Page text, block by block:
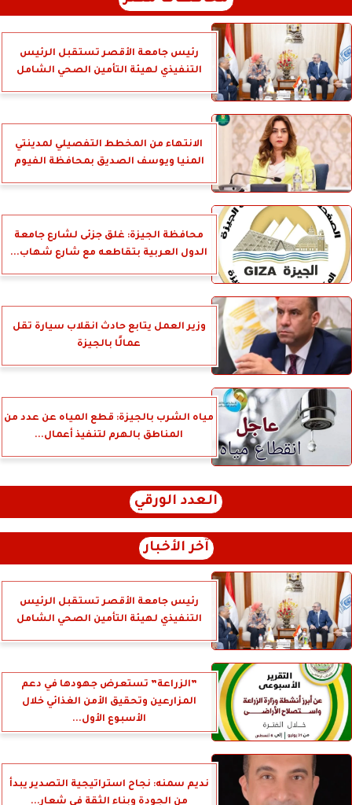
رئيس جامعة الأقصر تستقبل الرئيس
التنفيذي لهيئة التأمين الصحي الشامل
الانتهاء من المخطط التفصيلي لمدينتي
المنيا ويوسف الصديق بمحافظة الفيوم
محافظة الجيزة: غلق جزئى لشارع جامعة
الدول العربية بتقاطعه مع شارع شهاب...
وزير العمل يتابع حادث انقلاب سيارة تقل
عمالًا بالجيزة
مياه الشرب بالجيزة: قطع المياه عن عدد من
المناطق بالهرم لتنفيذ أعمال...
العدد الورقي
آخر الأخبار
رئيس جامعة الأقصر تستقبل الرئيس
التنفيذي لهيئة التأمين الصحي الشامل
”الزراعة” تستعرض جهودها في دعم
المزارعين وتحقيق الأمن الغذائي خلال
الأسبوع الأول...
نديم سمنه: نجاح استراتيجية التصدير يبدأ
من الجودة وبناء الثقة في شعار...